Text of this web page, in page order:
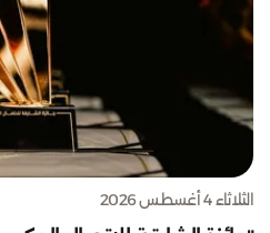
الثلاثاء 4 أغسطس 2026